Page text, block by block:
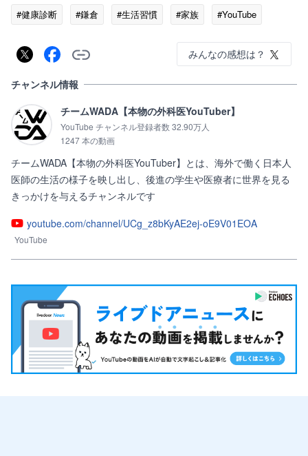
#健康診断
#鎌倉 #生活習慣 #家族 #YouTube
みんなの感想は？
チャンネル情報
チームWADA【本物の外科医YouTuber】
YouTube チャンネル登録者数 32.90万人
1247 本の動画
チームWADA【本物の外科医YouTuber】とは、海外で働く日本人
医師の生活の様子を映し出し、後進の学生や医療者に世界を見る
youtube.com/channel/UCg_z8bKyAE2ej-oE9V01EOA
YouTube